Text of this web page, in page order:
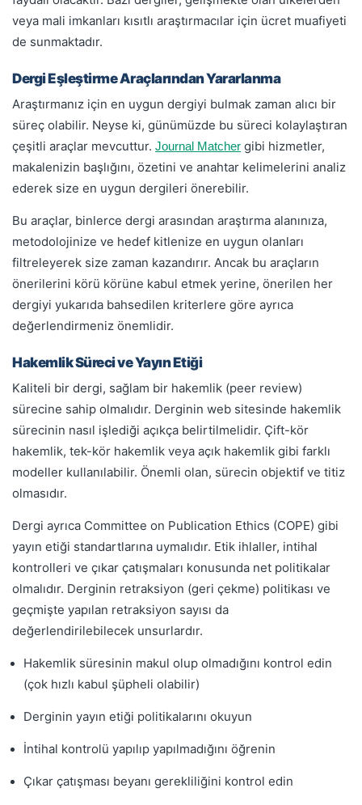
veya mali imkanları kısıtlı araştırmacılar için ücret muafiyeti
de sunmaktadır.
Dergi Eşleştirme Araçlarından Yararlanma
Araştırmanız için en uygun dergiyi bulmak zaman alıcı bir
süreç olabilir. Neyse ki, günümüzde bu süreci kolaylaştıran
çeşitli araçlar mevcuttur. Journal Matcher gibi hizmetler,
makalenizin başlığını, özetini ve anahtar kelimelerini analiz
ederek size en uygun dergileri önerebilir.
Bu araçlar, binlerce dergi arasından araştırma alanınıza,
metodolojinize ve hedef kitlenize en uygun olanları
filtreleyerek size zaman kazandırır. Ancak bu araçların
önerilerini körü körüne kabul etmek yerine, önerilen her
dergiyi yukarıda bahsedilen kriterlere göre ayrıca
değerlendirmeniz önemlidir.
Hakemlik Süreci ve Yayın Etiği
Kaliteli bir dergi, sağlam bir hakemlik (peer review)
sürecine sahip olmalıdır. Derginin web sitesinde hakemlik
sürecinin nasıl işlediği açıkça belirtilmelidir. Çift-kör
hakemlik, tek-kör hakemlik veya açık hakemlik gibi farklı
modeller kullanılabilir. Önemli olan, sürecin objektif ve titiz
olmasıdır.
Dergi ayrıca Committee on Publication Ethics (COPE) gibi
yayın etiği standartlarına uymalıdır. Etik ihlaller, intihal
kontrolleri ve çıkar çatışmaları konusunda net politikalar
olmalıdır. Derginin retraksiyon (geri çekme) politikası ve
geçmişte yapılan retraksiyon sayısı da
değerlendirilebilecek unsurlardır.
Hakemlik süresinin makul olup olmadığını kontrol edin
(çok hızlı kabul şüpheli olabilir)
Derginin yayın etiği politikalarını okuyun
İntihal kontrolü yapılıp yapılmadığını öğrenin
Çıkar çatışması beyanı gerekliliğini kontrol edin